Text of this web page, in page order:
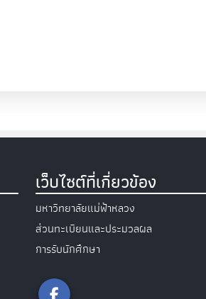
เว็บไซต์ที่เกี่ยวข้อง
มหาวิทยาลัยแม่ฟ้าหลวง
ส่วนทะเบียนและประมวลผล
การรับนักศึกษา